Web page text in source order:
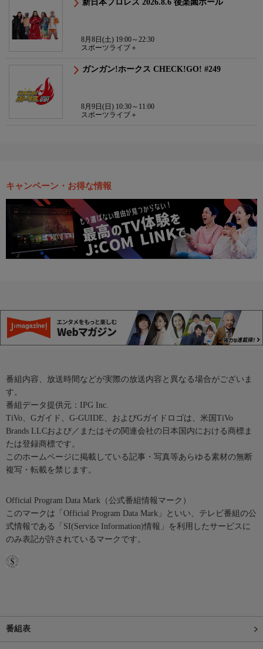
新日本プロレス 2026.8.6 後楽園ホール
8月8日(土) 19:00～22:30
スポーツライブ＋
ガンガン!ホークス CHECK!GO! #249
8月9日(日) 10:30～11:00
スポーツライブ＋
キャンペーン・お得な情報
番組内容、放送時間などが実際の放送内容と異なる場合がございま
す。
番組データ提供元：IPG Inc.
TiVo、Gガイド、G-GUIDE、およびGガイドロゴは、米国TiVo
Brands LLCおよび／またはその関連会社の日本国内における商標ま
たは登録商標です。
このホームページに掲載している記事・写真等あらゆる素材の無断
複写・転載を禁じます。
Official Program Data Mark（公式番組情報マーク）
このマークは「Official Program Data Mark」といい、テレビ番組の公
式情報である「SI(Service Information)情報」を利用したサービスに
のみ表記が許されているマークです。
番組表